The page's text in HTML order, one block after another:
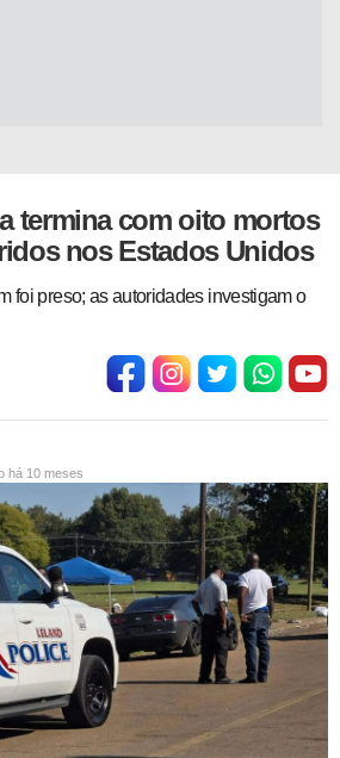
termina com oito mortos
nos Estados Unidos
foi preso; as autoridades investigam o
há 10 meses